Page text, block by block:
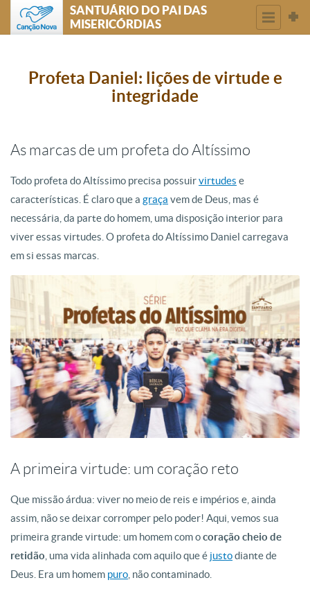
SANTUÁRIO DO PAI DAS
MISERICÓRDIAS
Profeta Daniel: lições de virtude e
integridade
As marcas de um profeta do Altíssimo
Todo profeta do Altíssimo precisa possuirvirtudes e
características. É claro que a graça vem de Deus, mas é
necessária, da parte do homem, uma disposição interior para
viver essas virtudes. O profeta do Altíssimo Daniel carregava
em si essas marcas.
A primeira virtude: um coração reto
Que missão árdua: viver no meio de reis e impérios e, ainda
assim, não se deixar corromper pelo poder! Aqui, vemos sua
primeira grande virtude: um homem com ocoração cheio de
retidão , uma vida alinhada com aquilo que é justodiante de
Deus. Era um homem puro , não contaminado.